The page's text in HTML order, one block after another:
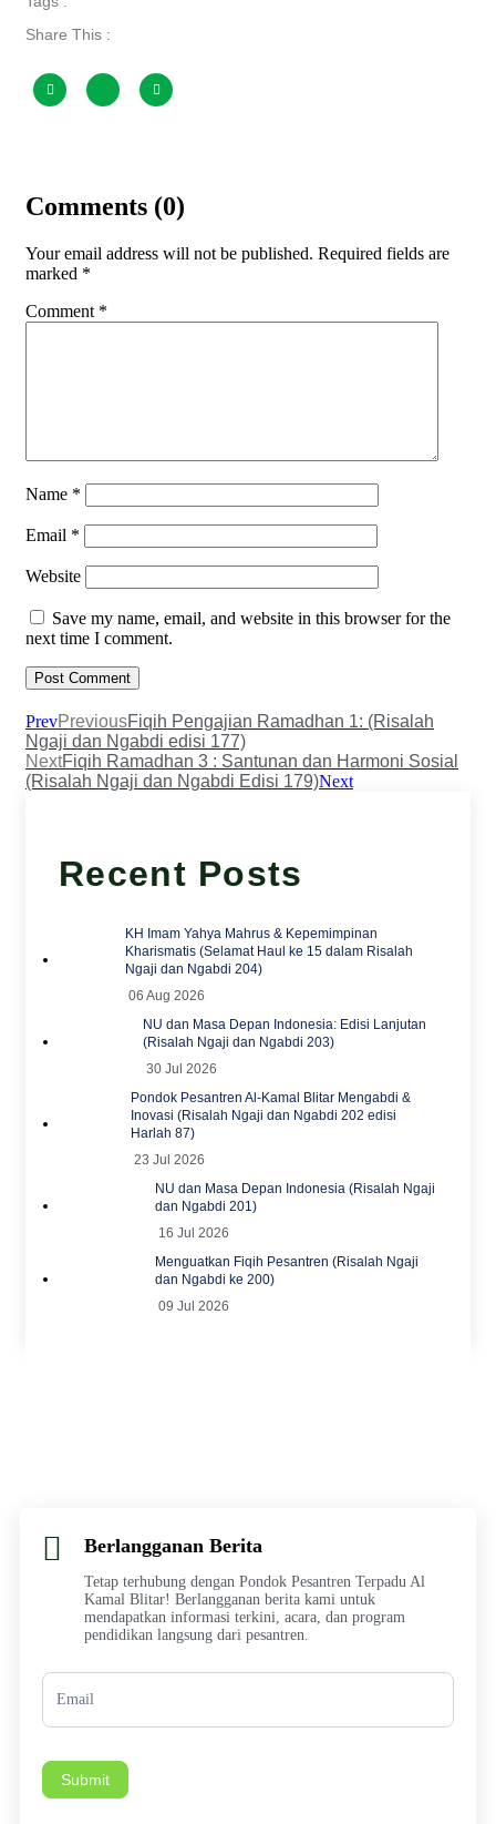
Share This :
Comments (0)
Your email address will not be published. Required fields are
marked *
Comment *
Name *
Email *
Website
Save my name, email, and website in this browser for the
next time I comment.
PrevPreviousFiqih Pengajian Ramadhan 1: (Risalah
Ngaji dan Ngabdi edisi 177)
NextFiqih Ramadhan 3 : Santunan dan Harmoni Sosial
(Risalah Ngaji dan Ngabdi Edisi 179)Next
Recent Posts
KH Imam Yahya Mahrus & Kepemimpinan
Kharismatis (Selamat Haul ke 15 dalam Risalah
Ngaji dan Ngabdi 204)
06 Aug 2026
NU dan Masa Depan Indonesia: Edisi Lanjutan
(Risalah Ngaji dan Ngabdi 203)
30 Jul 2026
Pondok Pesantren Al-Kamal Blitar Mengabdi &
Inovasi (Risalah Ngaji dan Ngabdi 202 edisi
Harlah 87)
23 Jul 2026
NU dan Masa Depan Indonesia (Risalah Ngaji
dan Ngabdi 201)
16 Jul 2026
Menguatkan Fiqih Pesantren (Risalah Ngaji
dan Ngabdi ke 200)
09 Jul 2026
Berlangganan Berita
Tetap terhubung dengan Pondok Pesantren Terpadu Al
Kamal Blitar! Berlangganan berita kami untuk
mendapatkan informasi terkini, acara, dan program
pendidikan langsung dari pesantren.
Subscription
Submit